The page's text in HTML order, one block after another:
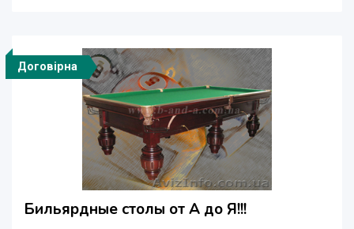
Договірна
Бильярдные столы от А до Я!!!